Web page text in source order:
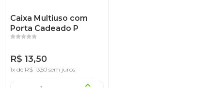
Caixa Multiuso com
Porta Cadeado P
R$ 13,50
1x de R$ 13,50 sem juros